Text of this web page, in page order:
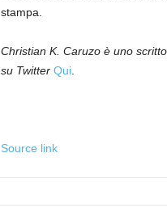
stampa.
Christian K. Caruzo è uno
su Twitter Qui.
Source link